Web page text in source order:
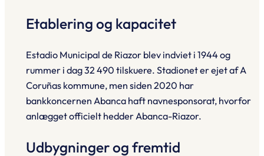
Etablering og kapacitet
Estadio Municipal de Riazor blev indviet i 1944 og
rummer i dag 32 490 tilskuere. Stadionet er ejet af A
Coruñas kommune, men siden 2020 har
bankkoncernen Abanca haft navnesponsorat, hvorfor
anlægget officielt hedder Abanca-Riazor.
Udbygninger og fremtid